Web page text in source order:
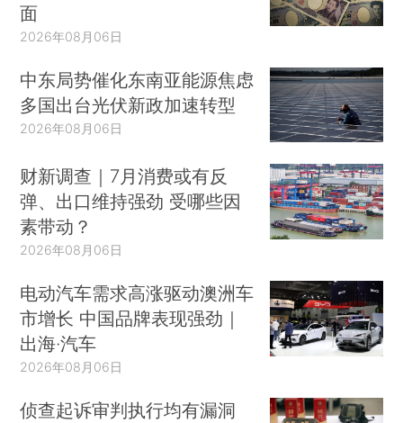
面
2026年08月06日
中东局势催化东南亚能源焦虑
多国出台光伏新政加速转型
2026年08月06日
财新调查｜7月消费或有反
弹、出口维持强劲 受哪些因
素带动？
2026年08月06日
电动汽车需求高涨驱动澳洲车
市增长 中国品牌表现强劲｜
出海·汽车
2026年08月06日
侦查起诉审判执行均有漏洞